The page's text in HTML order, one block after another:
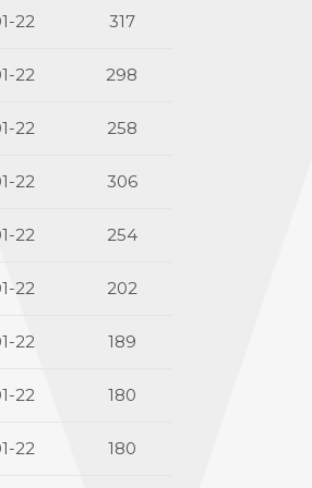
22 317
22 298
22 258
22 306
22 254
22 202
22 189
22 180
22 180